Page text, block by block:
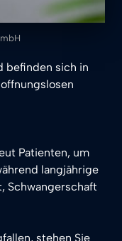
befinden sich in
Patienten, um
langjährige
Schwangerschaft
stehen Sie